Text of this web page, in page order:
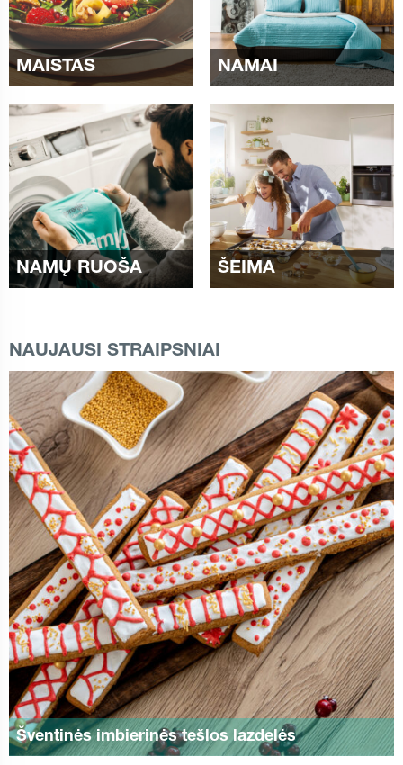
MAISTAS NAMAI
NAMŲ RUOŠA ŠEIMA
NAUJAUSI STRAIPSNIAI
Šventinės imbierinės tešlos lazdelės